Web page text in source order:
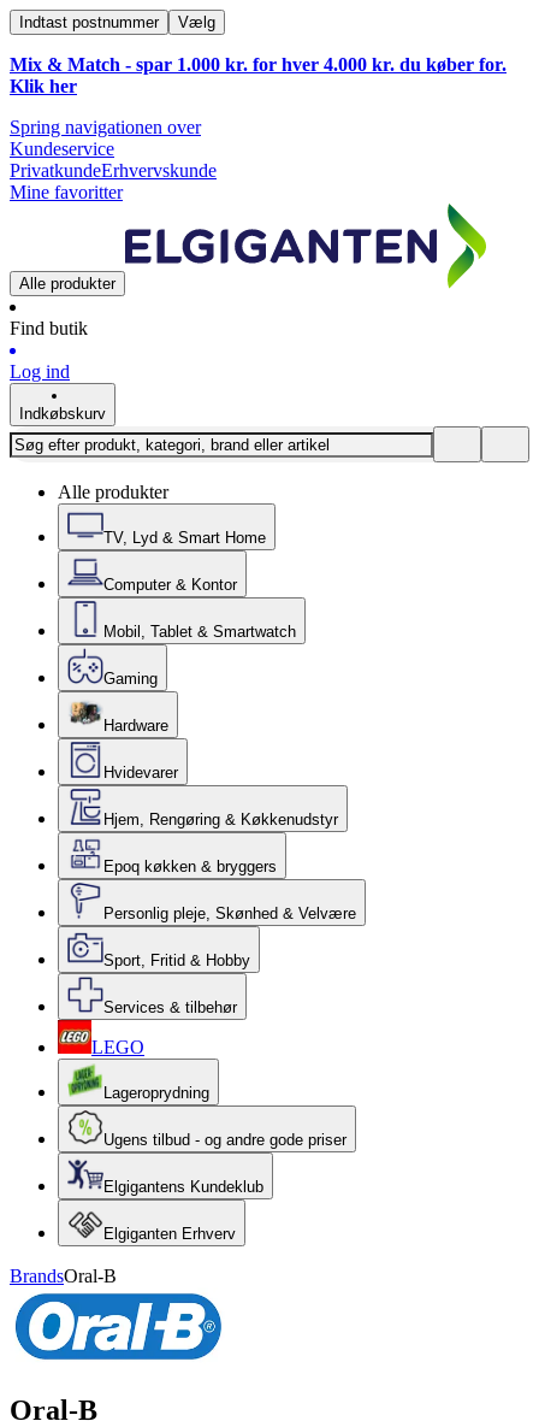
Indtast postnummer Vælg
Mix & Match - spar 1.000 kr. for hver 4.000 kr. du køber for.
Klik her
Spring navigationen over
Kundeservice
PrivatkundeErhvervskunde
Mine favoritter
Alle produkter
Find butik
Log ind
Indkøbskurv
Alle produkter
TV, Lyd & Smart Home
Computer & Kontor
Mobil, Tablet & Smartwatch
Gaming
Hardware
Hvidevarer
Hjem, Rengøring & Køkkenudstyr
Epoq køkken & bryggers
Personlig pleje, Skønhed & Velvære
Sport, Fritid & Hobby
Services & tilbehør
LEGO
Lageroprydning
Ugens tilbud - og andre gode priser
Elgigantens Kundeklub
Elgiganten Erhverv
BrandsOral-B
Oral-B